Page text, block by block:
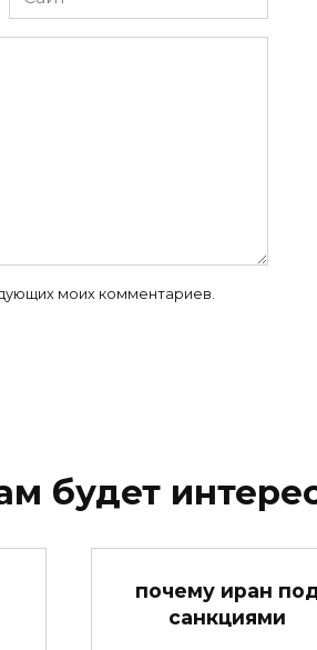
моих комментариев.
будет
почему иран
санкциями